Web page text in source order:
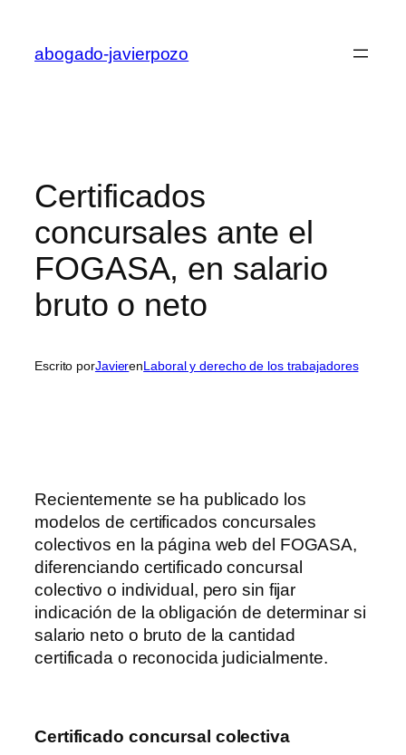
contenido
abogado-javierpozo
Certificados
concursales ante el
FOGASA, en salario
bruto o neto
Escrito porJavierenLaboral y derecho de los trabajadores
Recientemente se ha publicado los
modelos de certificados concursales
colectivos en la página web del FOGASA,
diferenciando certificado concursal
colectivo o individual, pero sin fijar
indicación de la obligación de determinar si
salario neto o bruto de la cantidad
certificada o reconocida judicialmente.
Certificado concursal colectiva